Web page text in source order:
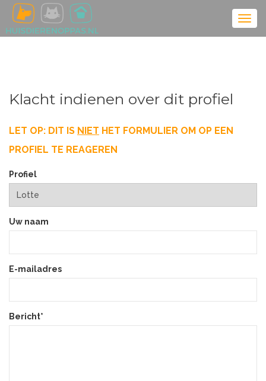
Klacht indienen over dit profiel
LET OP: DIT IS NIET HET FORMULIER OM OP EEN
PROFIEL TE REAGEREN
Profiel
Uw naam
E-mailadres
Bericht*